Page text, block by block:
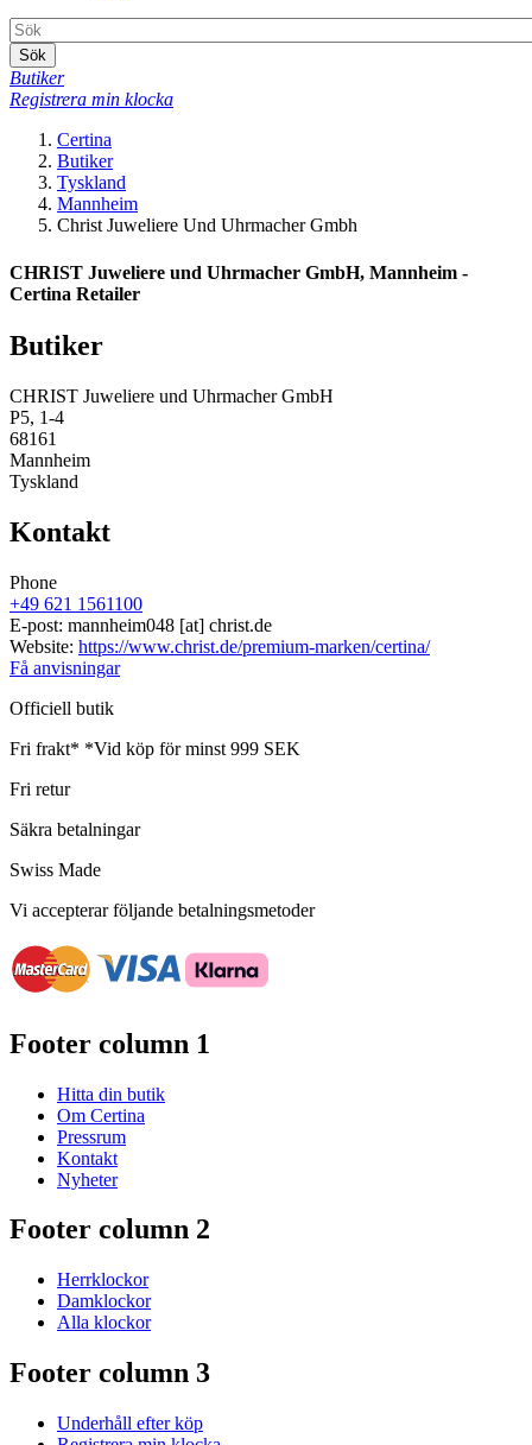
Sök
Butiker
Registrera min klocka
Certina
Butiker
Tyskland
Mannheim
Christ Juweliere Und Uhrmacher Gmbh
CHRIST Juweliere und Uhrmacher GmbH, Mannheim -
Certina Retailer
Butiker
CHRIST Juweliere und Uhrmacher GmbH
P5, 1-4
68161
Mannheim
Tyskland
Kontakt
Phone
+49 621 1561100
E-post: mannheim048 [at] christ.de
Website: https://www.christ.de/premium-marken/certina/
Få anvisningar
Officiell butik
Fri frakt* *Vid köp för minst 999 SEK
Fri retur
Säkra betalningar
Swiss Made
Vi accepterar följande betalningsmetoder
Footer column 1
Hitta din butik
Om Certina
Pressrum
Kontakt
Nyheter
Footer column 2
Herrklockor
Damklockor
Alla klockor
Footer column 3
Underhåll efter köp